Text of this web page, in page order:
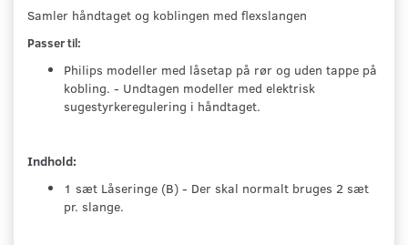
Samler håndtaget og koblingen med flexslangen
Passer til:
Philips modeller med låsetap på rør og uden tappe på
kobling. - Undtagen modeller med elektrisk
sugestyrkeregulering i håndtaget.
Indhold:
1 sæt Låseringe (B) - Der skal normalt bruges 2 sæt
pr. slange.